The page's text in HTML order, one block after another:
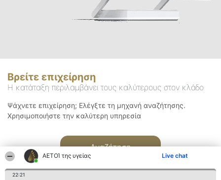
ΑΕΤΟΊ της υγείας Live chat
22:21
Βρείτε επιχείρηση
Η κατάταξη περιλαμβάνει τους καλύτερους στον κλάδο
Ψάχνετε επιχείρηση; Ελέγξτε τη μηχανή αναζήτησης.
Χρησιμοποιήστε την καλύτερη υπηρεσία
Αναζήτηση